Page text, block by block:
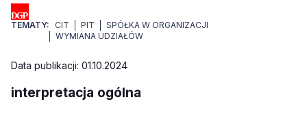
TEMATY: CIT PIT
SPÓŁKA W ORGANIZACJI
WYMIANA UDZIAŁÓW
Data publikacji: 01.10.2024
interpretacja ogólna